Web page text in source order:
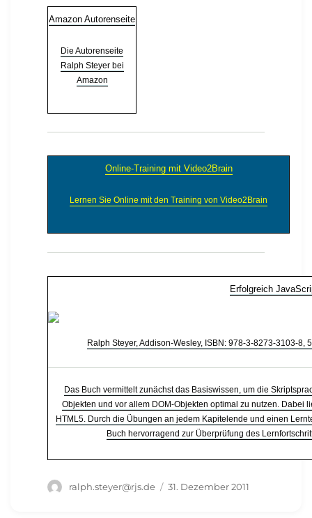
Amazon Autorenseite
Die Autorenseite
Ralph Steyer bei
Amazon
Online-Training mit Video2Brain
Lernen Sie Online mit den Training von Video2Brain
Erfolgreich
Ralph Steyer, Addison-Wesley, ISBN: 978-3-8273-3103-8,
Das Buch vermittelt zunächst das Basiswissen, um die
Objekten und vor allem DOM-Objekten optimal zu nutzen. Dabei
HTML5. Durch die Übungen an jedem Kapitelende und einen
Buch hervorragend zur Überprüfung des
Autor
ralph.steyer@rjs.de
Veröffentlicht
31. Dezember 2011